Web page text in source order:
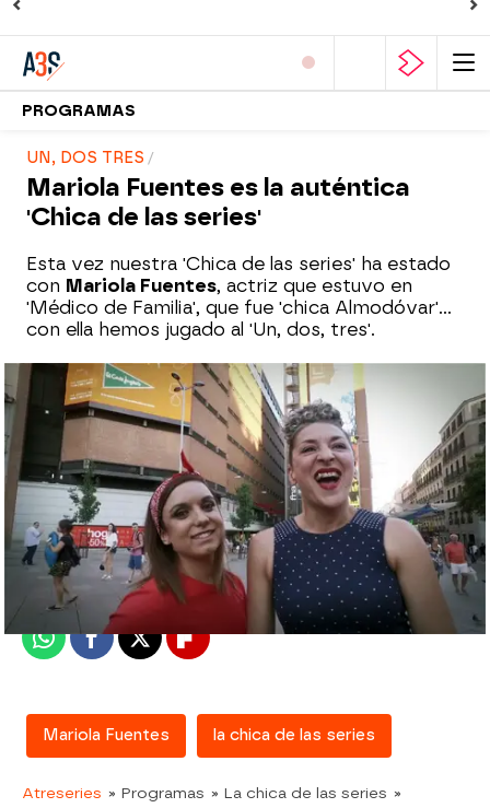
PROGRAMAS
UN, DOS TRES
Mariola Fuentes es la auténtica
'Chica de las series'
Esta vez nuestra 'Chica de las series' ha estado
con Mariola Fuentes, actriz que estuvo en
'Médico de Familia', que fue 'chica Almodóvar'...
con ella hemos jugado al 'Un, dos, tres'.
atreseries
Madrid
Publicado: 21 de septiembre de 2017, 13:10
WhatsappFacebook
X Flipboard
Mariola Fuentes la chica de las series
Atreseries » Programas » La chica de las series »